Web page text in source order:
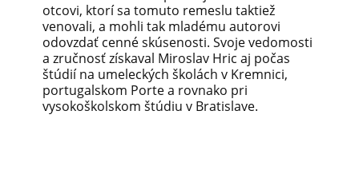
otcovi, ktorí sa tomuto remeslu taktiež
venovali, a mohli tak mladému autorovi
odovzdať cenné skúsenosti. Svoje vedomosti
a zručnosť získaval Miroslav Hric aj počas
štúdií na umeleckých školách v Kremnici,
portugalskom Porte a rovnako pri
vysokoškolskom štúdiu v Bratislave.